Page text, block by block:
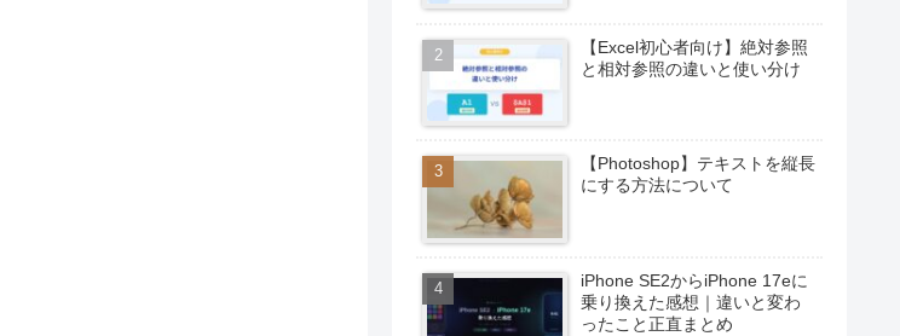
【Excel初心者向け】絶対参照
と相対参照の違いと使い分け
【Photoshop】テキストを縦長
にする方法について
iPhone SE2からiPhone 17eに
乗り換えた感想｜違いと変わ
ったこと正直まとめ